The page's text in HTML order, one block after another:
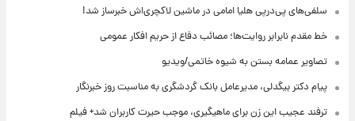
سلفی‌های پی‌درپی هلیا امامی در ماشین لاکچری‌اش خبرساز شد!
خط مقدم نابرابر روایت‌ها؛ مصائب دفاع از حریم افکار عمومی
تصاویر عمامه بستن به شیوه خاتمی/ویدیو
پیام دکتر بیگدلی، مدیرعامل بانک گردشگری به مناسبت روز خبرنگار
ترفند عجیب این زن برای ماهیگیری، موجب حیرت کاربران شد+ فیلم